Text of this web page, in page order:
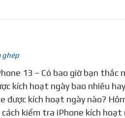
ghép
13 – Có bao giờ bạn thắc
kích hoạt ngày bao nhiêu
được kích hoạt ngày nào?
kiểm tra iPhone kích hoạt